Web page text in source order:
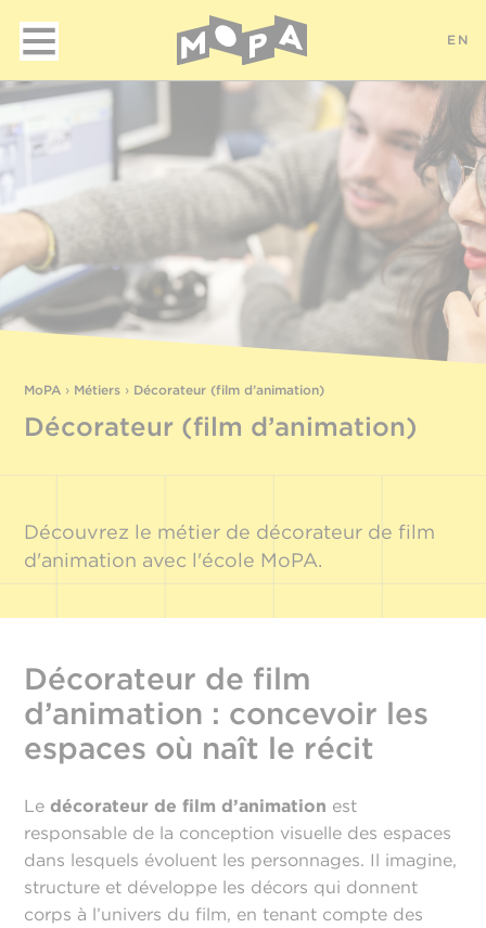
EN
MoPA › Métiers › Décorateur (film d’animation)
Décorateur (film d’animation)
Découvrez le métier de décorateur de film
d'animation avec l'école MoPA.
Décorateur de film
d’animation : concevoir les
espaces où naît le récit
Ledécorateur de film d’animation est
responsable de la conception visuelle des espaces
dans lesquels évoluent les personnages. Il imagine,
structure et développe les décors qui donnent
corps à l’univers du film, en tenant compte des